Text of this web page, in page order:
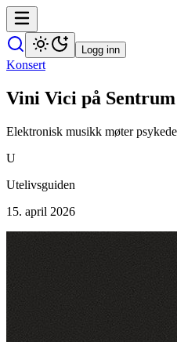
Logg inn
Konsert
Vini Vici på Sentrum
Elektronisk musikk møter
U
Utelivsguiden
15. april 2026